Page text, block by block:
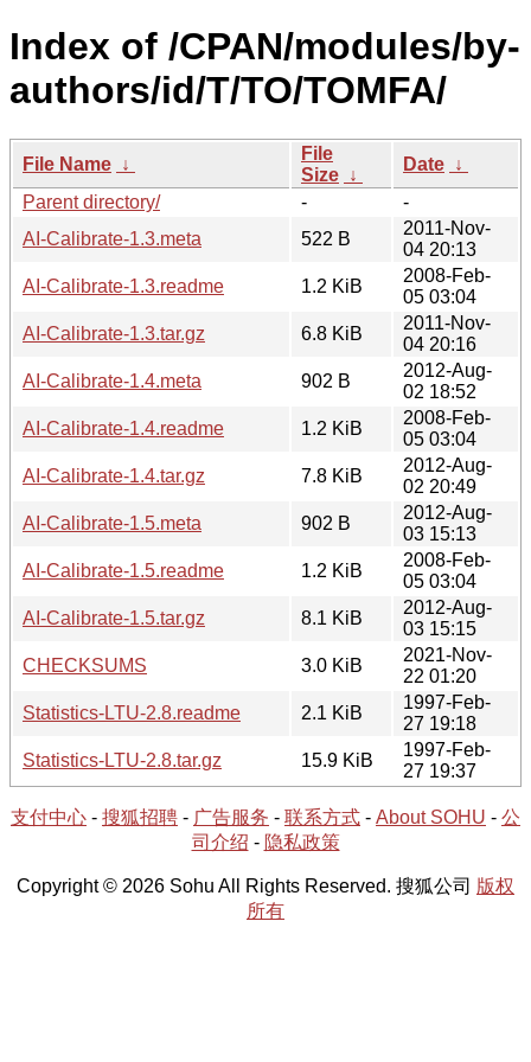
Index of /CPAN/modules/by-
authors/id/T/TO/TOMFA/
File Name ↓
File
Size ↓
Date ↓
Parent directory/
-
-
AI-Calibrate-1.3.meta
522 B
2011-Nov-
04 20:13
AI-Calibrate-1.3.readme
1.2 KiB
2008-Feb-
05 03:04
AI-Calibrate-1.3.tar.gz
6.8 KiB
2011-Nov-
04 20:16
AI-Calibrate-1.4.meta
902 B
2012-Aug-
02 18:52
AI-Calibrate-1.4.readme
1.2 KiB
2008-Feb-
05 03:04
AI-Calibrate-1.4.tar.gz
7.8 KiB
2012-Aug-
02 20:49
AI-Calibrate-1.5.meta
902 B
2012-Aug-
03 15:13
AI-Calibrate-1.5.readme
1.2 KiB
2008-Feb-
05 03:04
AI-Calibrate-1.5.tar.gz
8.1 KiB
2012-Aug-
03 15:15
CHECKSUMS
3.0 KiB
2021-Nov-
22 01:20
Statistics-LTU-2.8.readme
2.1 KiB
1997-Feb-
27 19:18
Statistics-LTU-2.8.tar.gz
15.9 KiB
1997-Feb-
27 19:37
支付中心 - 搜狐招聘 - 广告服务 - 联系方式 - About SOHU - 公
司介绍 - 隐私政策
Copyright © 2026 Sohu All Rights Reserved. 搜狐公司 版权
所有